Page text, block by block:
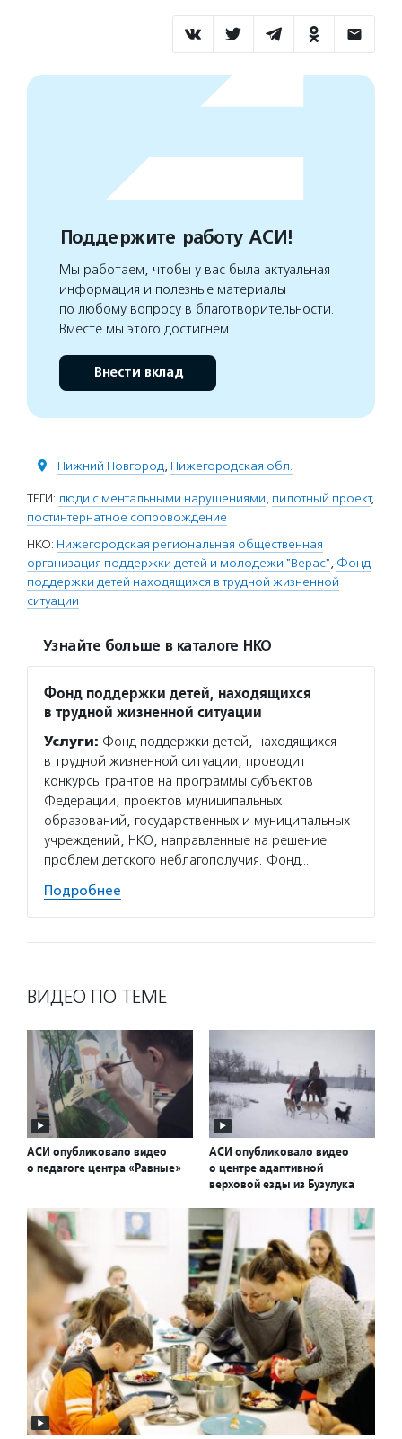
Поддержите работу АСИ!
Мы работаем, чтобы у вас была актуальная
информация и полезные материалы
по любому вопросу в благотворительности.
Вместе мы этого достигнем
Внести вклад
Нижний Новгород, Нижегородская обл.
ТЕГИ: люди с ментальными нарушениями, пилотный проект,
постинтернатное сопровождение
НКО: Нижегородская региональная общественная
организация поддержки детей и молодежи "Верас", Фонд
поддержки детей находящихся в трудной жизненной
ситуации
Узнайте больше в каталоге НКО
Фонд поддержки детей, находящихся
в трудной жизненной ситуации
Услуги: Фонд поддержки детей, находящихся
в трудной жизненной ситуации, проводит
конкурсы грантов на программы субъектов
Федерации, проектов муниципальных
образований, государственных и муниципальных
учреждений, НКО, направленные на решение
проблем детского неблагополучия. Фонд…
Подробнее
ВИДЕО ПО ТЕМЕ
АСИ опубликовало видео
о педагоге центра «Равные»
АСИ опубликовало видео
о центре адаптивной
верховой езды из Бузулука